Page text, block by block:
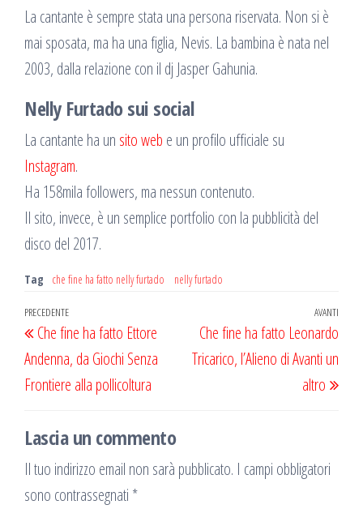
La cantante è sempre stata una persona riservata. Non si è
mai sposata, ma ha una figlia, Nevis. La bambina è nata nel
2003, dalla relazione con il dj Jasper Gahunia.
Nelly Furtado sui social
La cantante ha un sito web e un profilo ufficiale su
Instagram.
Ha 158mila followers, ma nessun contenuto.
Il sito, invece, è un semplice portfolio con la pubblicità del
disco del 2017.
Tag che fine ha fatto nelly furtado nelly furtado
Navigazione
articoli
Articolo
precedente
PRECEDENTE
Che fine ha fatto Ettore
Andenna, da Giochi Senza
Frontiere alla pollicoltura
AVANTI
Che fine ha fatto Leonardo
Tricarico, l’Alieno di Avanti un
altro
Lascia un commento
Il tuo indirizzo email non sarà pubblicato. I campi obbligatori
sono contrassegnati *